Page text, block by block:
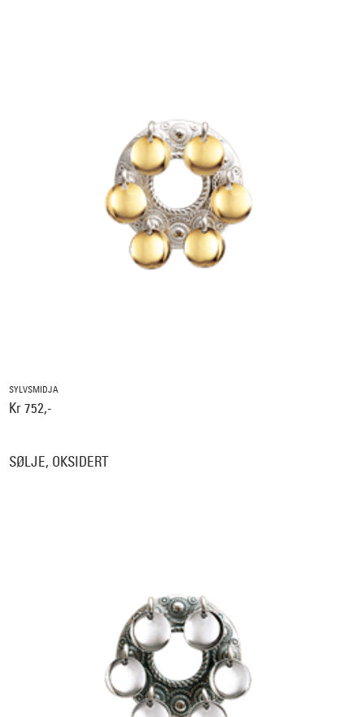
SYLVSMIDJA
Kr 752,-
SØLJE, OKSIDERT